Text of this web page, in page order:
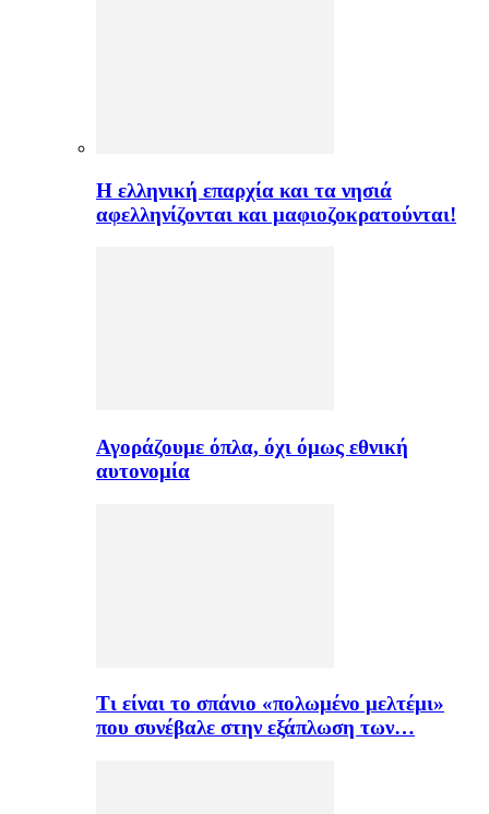
H ελληνική επαρχία και τα νησιά
αφελληνίζονται και μαφιοζοκρατούνται!
Αγοράζουμε όπλα, όχι όμως εθνική
αυτονομία
Τι είναι το σπάνιο «πολωμένο μελτέμι»
που συνέβαλε στην εξάπλωση των…